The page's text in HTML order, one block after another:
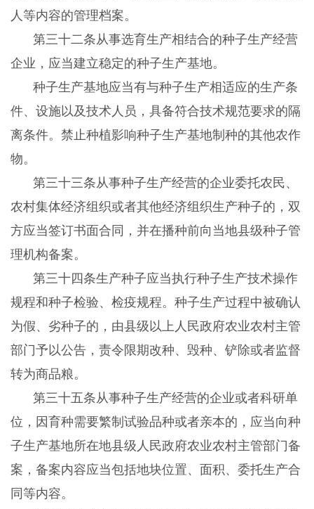
人等内容的管理档案。
第三十二条从事选育生产相结合的种子生产经营
企业，应当建立稳定的种子生产基地。
种子生产基地应当有与种子生产相适应的生产条
件、设施以及技术人员，具备符合技术规范要求的隔
离条件。禁止种植影响种子生产基地制种的其他农作
物。
第三十三条从事种子生产经营的企业委托农民、
农村集体经济组织或者其他经济组织生产种子的，双
方应当签订书面合同，并在播种前向当地县级种子管
理机构备案。
第三十四条生产种子应当执行种子生产技术操作
规程和种子检验、检疫规程。种子生产过程中被确认
为假、劣种子的，由县级以上人民政府农业农村主管
部门予以公告，责令限期改种、毁种、铲除或者监督
转为商品粮。
第三十五条从事种子生产经营的企业或者科研单
位，因育种需要繁制试验品种或者亲本的，应当向种
子生产基地所在地县级人民政府农业农村主管部门备
案，备案内容应当包括地块位置、面积、委托生产合
同等内容。